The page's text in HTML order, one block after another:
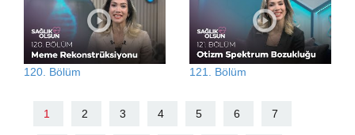
120. Bölüm 121. Bölüm
1 2 3 4 5 6 7